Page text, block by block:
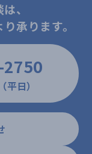
、
承ります。
日）